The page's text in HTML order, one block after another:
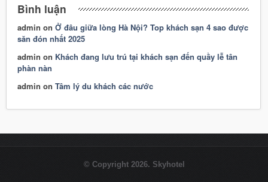
Bình luận
admin onỞ đâu giữa lòng Hà Nội? Top khách sạn 4 sao được
săn đón nhất 2025
admin on Khách đang lưu trú tại khách sạn đến quầy lễ tân
phàn nàn
admin onTâm lý du khách các nước
© Copyright 2026. Skyhotel